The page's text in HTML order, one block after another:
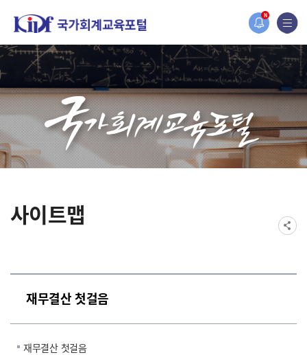
N
홈페이지가 새롭게 개편되었습니다.
한국조세재정연구원홈페이지가 새롭게 개설되었습니다.
사이트맵
재무결산 첫걸음
재무결산 첫걸음